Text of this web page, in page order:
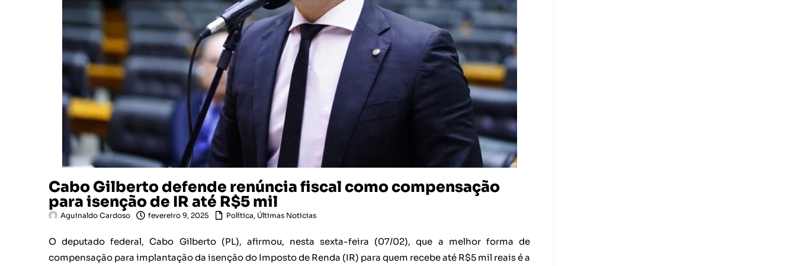
Cabo Gilberto defende renúncia fiscal como compensação
para isenção de IR até R$5 mil
Aguinaldo Cardoso fevereiro 9, 2025 Política, Últimas Noticias
O deputado federal, Cabo Gilberto (PL), afirmou, nesta sexta-feira (07/02), que a melhor forma de
compensação para implantação da isenção do Imposto de Renda (IR) para quem recebe até R$5 mil reais é a